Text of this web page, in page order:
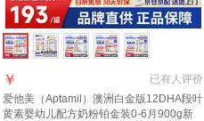
已有人评价
￥
爱他美（Aptamil）澳洲白金版12DHA段叶
黄素婴幼儿配方奶粉铂金装0-6月900g新